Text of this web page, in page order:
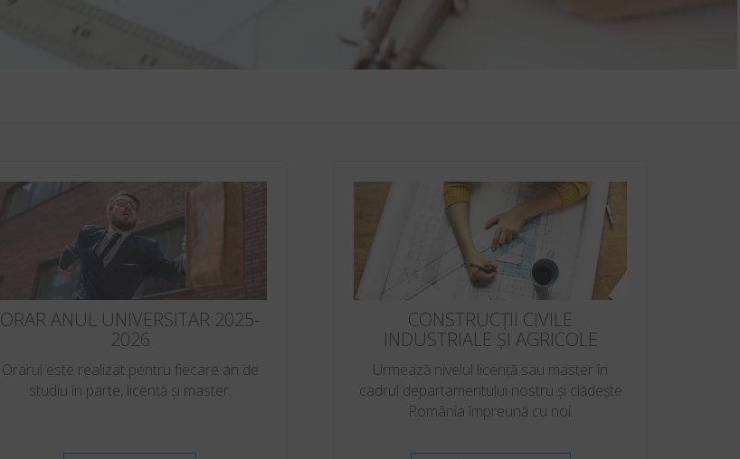
ORAR ANUL UNIVERSITAR 2025-
2026
Orarul este realizat pentru fiecare an de
studiu în parte, licență și master.
CONSTRUCȚII CIVILE
INDUSTRIALE ȘI AGRICOLE
Urmează nivelul licență sau master în
cadrul departamentului nostru și clădește
România împreună cu noi.